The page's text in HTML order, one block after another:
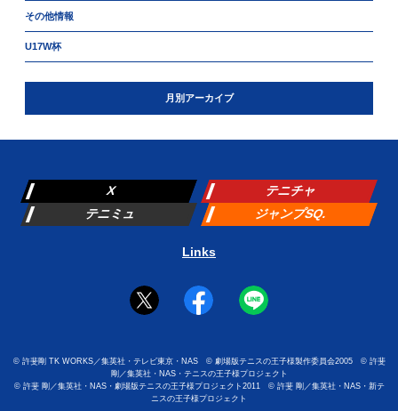
その他情報
U17W杯
月別アーカイブ
X
テニチャ
テニミュ
ジャンプSQ.
Links
©許斐剛 TK WORKS／集英社・テレビ東京・NAS ©劇場版テニスの王子様製作委員会2005 ©許斐
剛／集英社・NAS・テニスの王子様プロジェクト
©許斐 剛／集英社・NAS・劇場版テニスの王子様プロジェクト2011 ©許斐 剛／集英社・NAS・新テ
ニスの王子様プロジェクト